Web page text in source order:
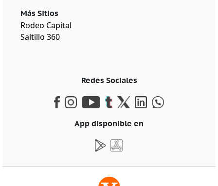
Más Sitios
Rodeo Capital
Saltillo 360
Redes Sociales
App disponible en